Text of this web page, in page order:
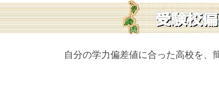
自分の学力偏差値に合った高校を、